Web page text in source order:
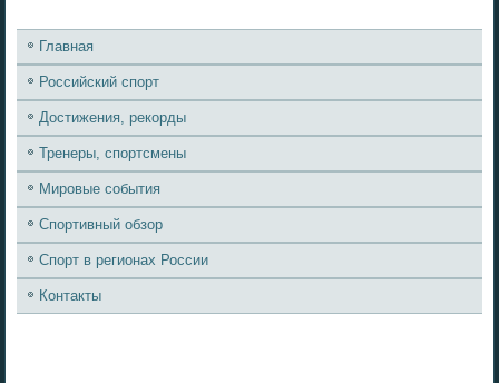
Главная
Российский спорт
Достижения, рекорды
Тренеры, спортсмены
Мировые события
Спортивный обзор
Спорт в регионах России
Контакты